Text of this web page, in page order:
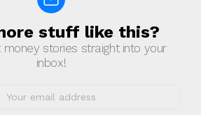
stuff like this?
stories straight into your
inbox!